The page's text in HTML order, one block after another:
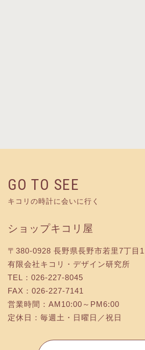
GO TO SEE
キコリの時計に会いに行く
ショップキコリ屋
〒380-0928 長野県長野市若里7丁
有限会社キコリ・デザイン研究所
TEL：026-227-8045
FAX：026-227-7141
営業時間：AM10:00～PM6:00
定休日：毎週土・日曜日／祝日